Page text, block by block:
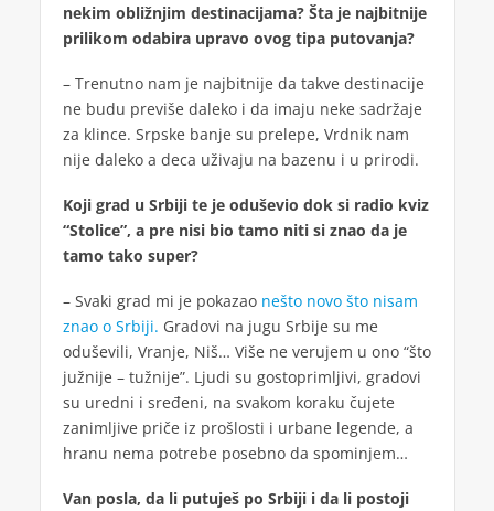
nekim obližnjim destinacijama? Šta je najbitnije
prilikom odabira upravo ovog tipa putovanja?
– Trenutno nam je najbitnije da takve destinacije
ne budu previše daleko i da imaju neke sadržaje
za klince. Srpske banje su prelepe, Vrdnik nam
nije daleko a deca uživaju na bazenu i u prirodi.
Koji grad u Srbiji te je oduševio dok si radio kviz
“Stolice”, a pre nisi bio tamo niti si znao da je
tamo tako super?
– Svaki grad mi je pokazao nešto novo što nisam
znao o Srbiji. Gradovi na jugu Srbije su me
oduševili, Vranje, Niš… Više ne verujem u ono “što
južnije – tužnije”. Ljudi su gostoprimljivi, gradovi
su uredni i sređeni, na svakom koraku čujete
zanimljive priče iz prošlosti i urbane legende, a
hranu nema potrebe posebno da spominjem…
Van posla, da li putuješ po Srbiji i da li postoji